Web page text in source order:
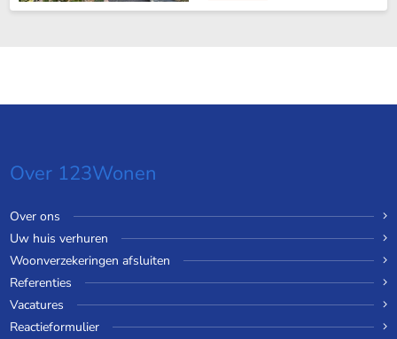
Over 123Wonen
Over ons
Uw huis verhuren
Woonverzekeringen afsluiten
Referenties
Vacatures
Reactieformulier